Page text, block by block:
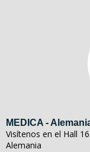
MEDICA -
Visítenos en el Hall
Alemania